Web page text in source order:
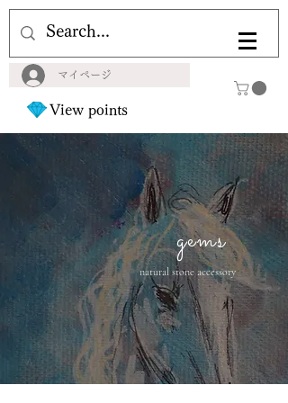
マイページ
View points
gems
natural stone accessory